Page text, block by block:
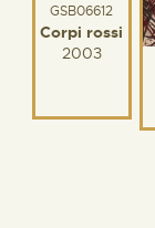
GSB06612
Corpi rossi
2003